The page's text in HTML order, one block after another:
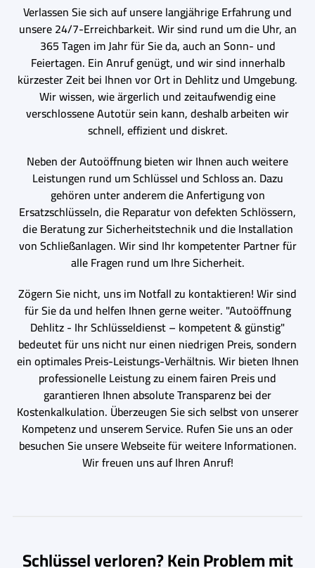
Verlassen Sie sich auf unsere langjährige Erfahrung und
unsere 24/7-Erreichbarkeit. Wir sind rund um die Uhr, an
365 Tagen im Jahr für Sie da, auch an Sonn- und
Feiertagen. Ein Anruf genügt, und wir sind innerhalb
kürzester Zeit bei Ihnen vor Ort in Dehlitz und Umgebung.
Wir wissen, wie ärgerlich und zeitaufwendig eine
verschlossene Autotür sein kann, deshalb arbeiten wir
schnell, effizient und diskret.
Neben der Autoöffnung bieten wir Ihnen auch weitere
Leistungen rund um Schlüssel und Schloss an. Dazu
gehören unter anderem die Anfertigung von
Ersatzschlüsseln, die Reparatur von defekten Schlössern,
die Beratung zur Sicherheitstechnik und die Installation
von Schließanlagen. Wir sind Ihr kompetenter Partner für
alle Fragen rund um Ihre Sicherheit.
Zögern Sie nicht, uns im Notfall zu kontaktieren! Wir sind
für Sie da und helfen Ihnen gerne weiter. "Autoöffnung
Dehlitz - Ihr Schlüsseldienst – kompetent & günstig"
bedeutet für uns nicht nur einen niedrigen Preis, sondern
ein optimales Preis-Leistungs-Verhältnis. Wir bieten Ihnen
professionelle Leistung zu einem fairen Preis und
garantieren Ihnen absolute Transparenz bei der
Kostenkalkulation. Überzeugen Sie sich selbst von unserer
Kompetenz und unserem Service. Rufen Sie uns an oder
besuchen Sie unsere Webseite für weitere Informationen.
Wir freuen uns auf Ihren Anruf!
Schlüssel verloren? Kein Problem mit